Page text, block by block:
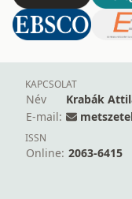
KAPCSOLAT
Név
Krabák
E-mail:
ISSN
Online: 2063-6415